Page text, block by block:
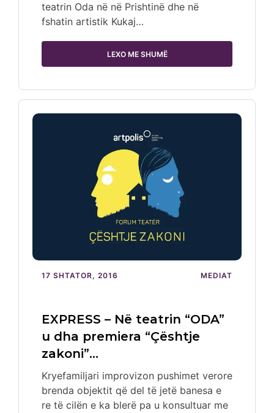
teatrin Oda në në Prishtinë dhe në
fshatin artistik Kukaj…
LEXO ME SHUMË
17 SHTATOR, 2016 MEDIAT
EXPRESS – Në teatrin “ODA”
u dha premiera “Çështje
zakoni”…
Kryefamiljari improvizon pushimet verore
brenda objektit që del të jetë banesa e
re të cilën e ka blerë pa u konsultuar me